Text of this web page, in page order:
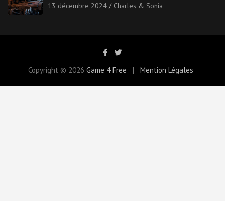
13 décembre 2024 Charles & Sonia
Copyright © 2026 Game 4 Free Mention Légales